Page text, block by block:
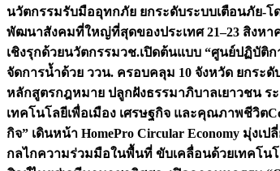
นวัตกรรมรับมืออุทกภัย ยกระดับระบบเตือนภัย-
พัฒนาสังคมที่ใหญ่ที่สุดของประเทศ 21–23 สิงห
เชิงรุกด้วยนวัตกรรมวช.เปิดต้นแบบ “ศูนย์ปฏิบัติก
จัดการน้ำด้วย ววน. ครอบคลุม 10 จังหวัด ยกระ
หลักสูตรกฎหมาย ปลูกฝังธรรมาภิบาลเยาวชน ระ
เทคโนโลยีเพื่อเมือง เศรษฐกิจ และคุณภาพชีวิต
กิจ” เดินหน้า HomePro Circular Economy มุ่ง
กลไกความร่วมมือในพื้นที่ ขับเคลื่อนด้วยเทคโน